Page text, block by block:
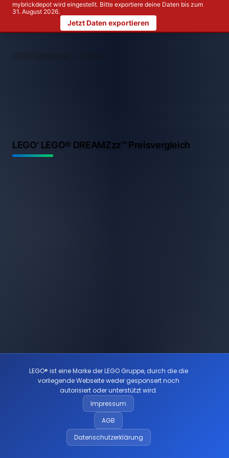
mybrickdepot wird eingestellt. Bitte exportiere deine Daten bis zum
31. August 2026.
Jetzt Daten exportieren
LEGO Datenbank
LEGO® LEGO® DREAMZzz™ Preisvergleich
LEGO® ist eine Marke der LEGO Gruppe, durch die die
vorliegende Webseite weder gesponsert noch
autorisiert oder unterstützt wird.
Impressum
AGB
Datenschutzerklärung